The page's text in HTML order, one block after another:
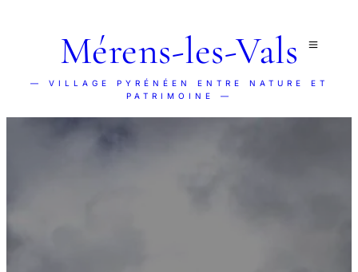
Mérens-les-Vals
— VILLAGE PYRÉNÉEN ENTRE NATURE ET
PATRIMOINE —